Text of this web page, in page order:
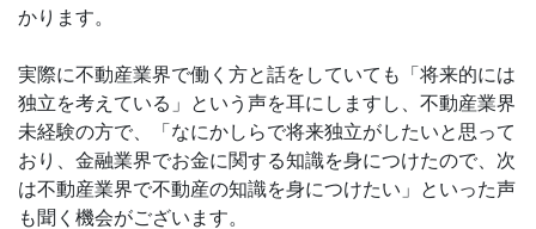
かります。
実際に不動産業界で働く方と話をしていても「将来的には
独立を考えている」という声を耳にしますし、不動産業界
未経験の方で、「なにかしらで将来独立がしたいと思って
おり、金融業界でお金に関する知識を身につけたので、次
は不動産業界で不動産の知識を身につけたい」といった声
も聞く機会がございます。